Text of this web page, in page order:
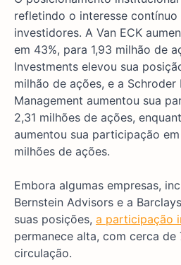
refletindo o interesse contínuo
investidores. A Van ECK
em 43%, para 1,93 milhão de
Investments elevou sua
milhão de ações, e a Schroder
Management aumentou sua
2,31 milhões de ações,
aumentou sua participação em
milhões de ações.
Embora algumas empresas,
Bernstein Advisors e a
suas posições, a participação
permanece alta, com cerca de
circulação.